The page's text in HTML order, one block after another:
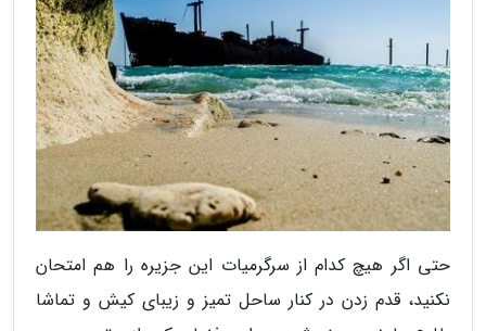
حتی اگر هیچ کدام از سرگرمیات این جزیره را هم امتحان
نکنید، قدم زدن در کنار ساحل تمیز و زیبای کیش و تماشا